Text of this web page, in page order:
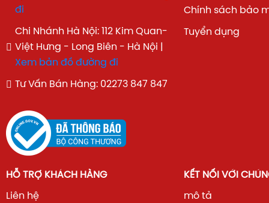
đi
Chi Nhánh Hà Nội: 112 Kim Quan-
Việt Hưng - Long Biên - Hà Nội |
Xem bản đồ đường đi
Tư Vấn Bán Hàng: 02273 847 847
Chính sách bảo
Tuyển dụng
HỖ TRỢ KHÁCH HÀNG
Liên hệ
KẾT NỐI VỚI
mô tả